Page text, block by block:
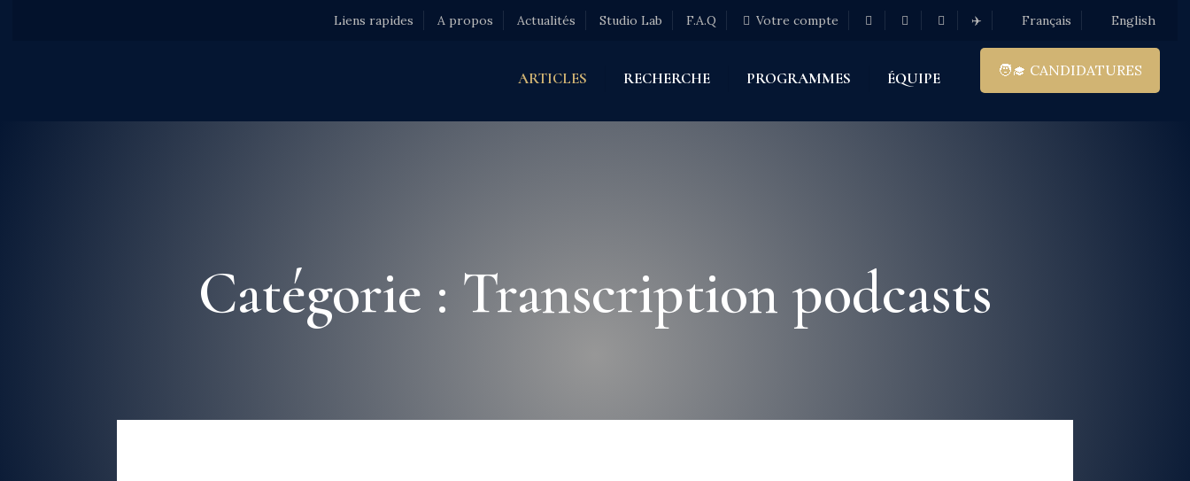
Liens rapides A propos Actualités Studio Lab F.A.Q Votre compte ✈️ Français English
ARTICLES RECHERCHE PROGRAMMES ÉQUIPE 🧑‍🎓 CANDIDATURES
Catégorie : Transcription podcasts